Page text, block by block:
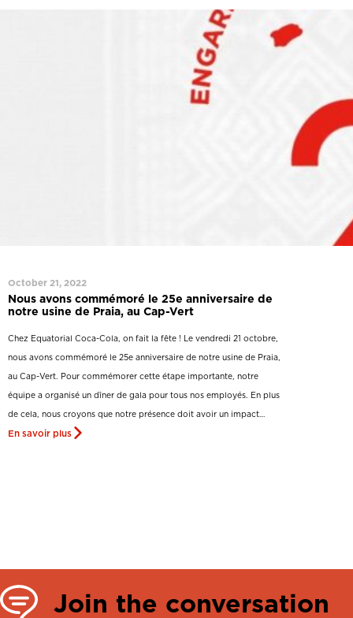
October 21, 2022
Nous avons commémoré le 25e anniversaire de
notre usine de Praia, au Cap-Vert
Chez Equatorial Coca-Cola, on fait la fête ! Le vendredi 21 octobre,
nous avons commémoré le 25e anniversaire de notre usine de Praia,
au Cap-Vert. Pour commémorer cette étape importante, notre
équipe a organisé un dîner de gala pour tous nos employés. En plus
de cela, nous croyons que notre présence doit avoir un impact…
En savoir plus
Join the conversation